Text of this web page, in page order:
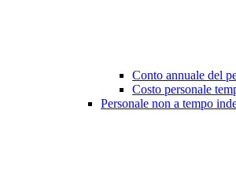
Conto annuale del
Costo personale
Personale non a tempo